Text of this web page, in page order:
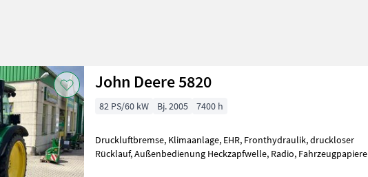
John Deere 5820
82 PS/60 kW Bj. 2005 7400 h
Druckluftbremse, Klimaanlage, EHR, Fronthydraulik, druckloser
Rücklauf, Außenbedienung Heckzapfwelle, Radio, Fahrzeugpapiere